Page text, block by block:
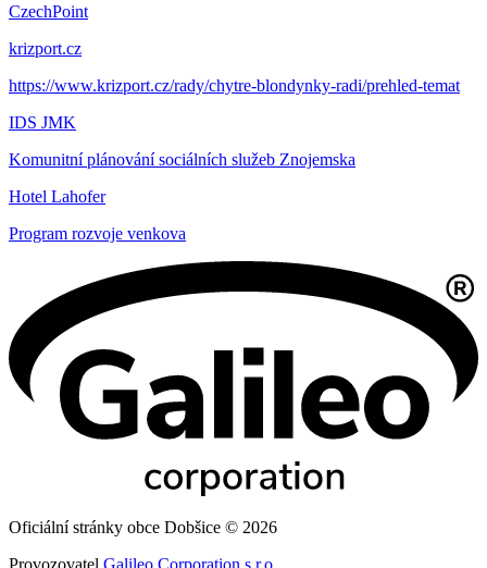
CzechPoint
krizport.cz
https://www.krizport.cz/rady/chytre-blondynky-radi/prehled-temat
IDS JMK
Komunitní plánování sociálních služeb Znojemska
Hotel Lahofer
Program rozvoje venkova
Oficiální stránky obce Dobšice © 2026
Provozovatel Galileo Corporation s.r.o.